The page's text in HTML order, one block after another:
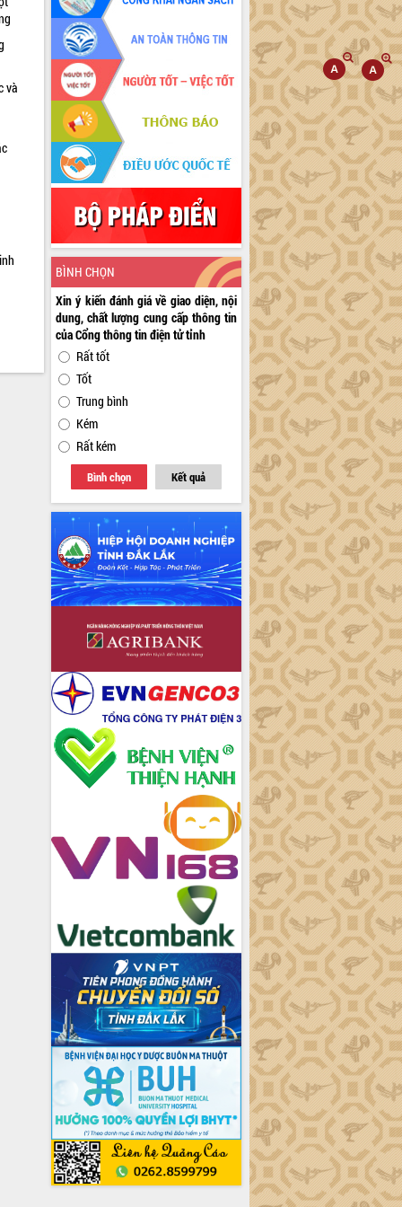
và
BÌNH CHỌN
Xin ý kiến đánh giá về giao diện, nội
dung, chất lượng cung cấp thông tin
của Cổng thông tin điện tử tỉnh
Rất tốt
Tốt
Trung bình
Kém
Rất kém
Bình chọn Kết quả